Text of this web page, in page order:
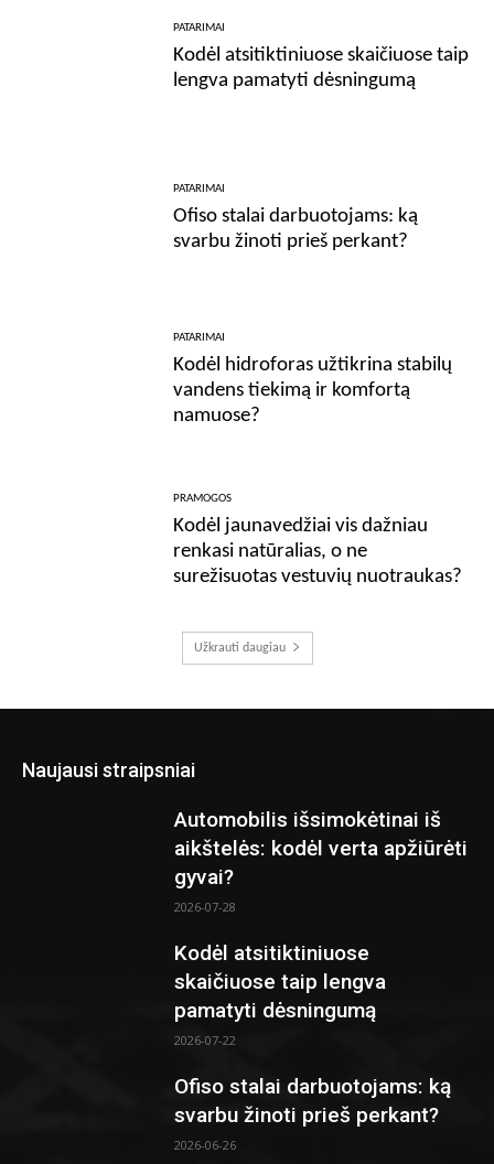
PATARIMAI
Kodėl atsitiktiniuose skaičiuose taip
lengva pamatyti dėsningumą
PATARIMAI
Ofiso stalai darbuotojams: ką
svarbu žinoti prieš perkant?
PATARIMAI
Kodėl hidroforas užtikrina stabilų
vandens tiekimą ir komfortą
namuose?
PRAMOGOS
Kodėl jaunavedžiai vis dažniau
renkasi natūralias, o ne
surežisuotas vestuvių nuotraukas?
Užkrauti daugiau
Naujausi straipsniai
Automobilis išsimokėtinai iš
aikštelės: kodėl verta apžiūrėti
gyvai?
2026-07-28
Kodėl atsitiktiniuose
skaičiuose taip lengva
pamatyti dėsningumą
2026-07-22
Ofiso stalai darbuotojams: ką
svarbu žinoti prieš perkant?
2026-06-26